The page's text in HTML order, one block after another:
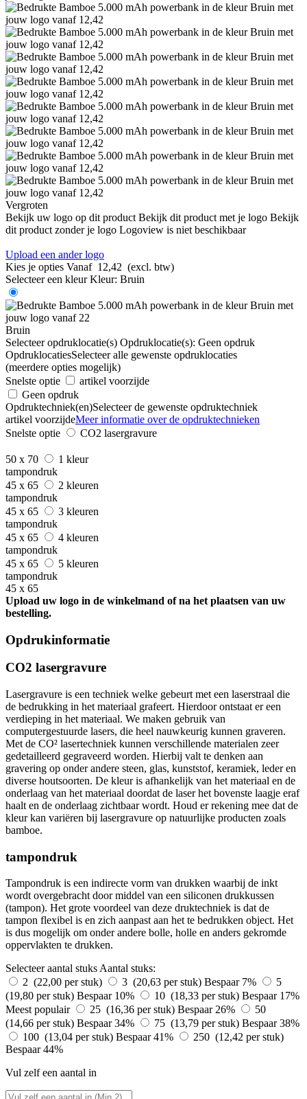
Vergroten
Bekijk uw logo op dit product Bekijk dit product met je logo Bekijk
dit product zonder je logo Logoview is niet beschikbaar
Upload een ander logo
Kies je opties Vanaf 12,42 (excl. btw)
Selecteer een kleur Kleur: Bruin
Bruin
Selecteer opdruklocatie(s) Opdruklocatie(s): Geen opdruk
OpdruklocatiesSelecteer alle gewenste opdruklocaties
(meerdere opties mogelijk)
Snelste optie
artikel voorzijde
Geen opdruk
Opdruktechniek(en)Selecteer de gewenste opdruktechniek
artikel voorzijdeMeer informatie over de opdruktechnieken
Snelste optie
CO2 lasergravure
50 x 70
1 kleur
tampondruk
45 x 65
2 kleuren
tampondruk
45 x 65
3 kleuren
tampondruk
45 x 65
4 kleuren
tampondruk
45 x 65
5 kleuren
tampondruk
45 x 65
Upload uw logo in de winkelmand of na het plaatsen van uw
bestelling.
Opdrukinformatie
CO2 lasergravure
Lasergravure is een techniek welke gebeurt met een laserstraal die
de bedrukking in het materiaal grafeert. Hierdoor ontstaat er een
verdieping in het materiaal. We maken gebruik van
computergestuurde lasers, die heel nauwkeurig kunnen graveren.
Met de CO² lasertechniek kunnen verschillende materialen zeer
gedetailleerd gegraveerd worden. Hierbij valt te denken aan
gravering op onder andere steen, glas, kunststof, keramiek, leder en
diverse houtsoorten. De kleur is afhankelijk van het materiaal en de
onderlaag van het materiaal doordat de laser het bovenste laagje eraf
haalt en de onderlaag zichtbaar wordt. Houd er rekening mee dat de
kleur kan variëren bij lasergravure op natuurlijke producten zoals
bamboe.
tampondruk
Tampondruk is een indirecte vorm van drukken waarbij de inkt
wordt overgebracht door middel van een siliconen drukkussen
(tampon). Het grote voordeel van deze druktechniek is dat de
tampon flexibel is en zich aanpast aan het te bedrukken object. Het
is dus mogelijk om onder andere bolle, holle en anders gekromde
oppervlakten te drukken.
Selecteer aantal stuksAantal stuks:
2 (22,00 per stuk)
3 (20,63 per stuk) Bespaar 7%
5
(19,80 per stuk) Bespaar 10% 10 (18,33 per stuk) Bespaar 17%
Meest populair
25 (16,36 per stuk) Bespaar 26%
50
(14,66 per stuk) Bespaar 34% 75 (13,79 per stuk) Bespaar 38%
100 (13,04 per stuk) Bespaar 41%
250 (12,42 per stuk)
Bespaar 44%
Vul zelf een aantal in